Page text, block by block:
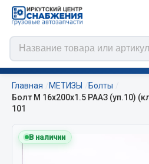
Цепи противоскольжения
Главная МЕТИЗЫ
Болты
Болт М 16х200х1.5 РААЗ (уп.10)
101
В наличии